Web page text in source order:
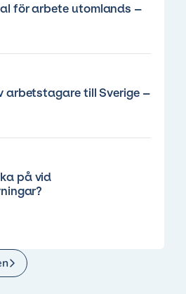
för arbete utomlands –
arbetstagare till Sverige –
på vid